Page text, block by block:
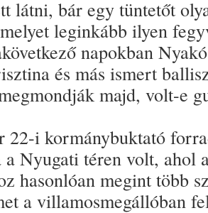
látni, bár egy tüntetőt
leginkább ilyen
napokban
és más ismert
majd, volt-e
22-i kormánybuktató
a Nyugati téren volt, ahol
hasonlóan megint több
a villamosmegállóban